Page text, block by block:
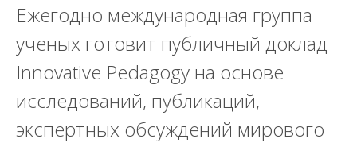
Ежегодно международная группа
ученых готовит публичный доклад
Innovative Pedagogy на основе
исследований, публикаций,
экспертных обсуждений мирового